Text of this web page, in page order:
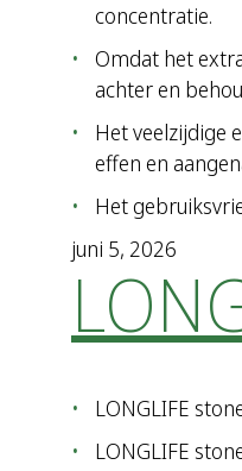
concentratie.
Omdat het
achter en
Het veelzijdige
effen en
Het
juni 5, 2026
LONGLIFE
LONGLIFE